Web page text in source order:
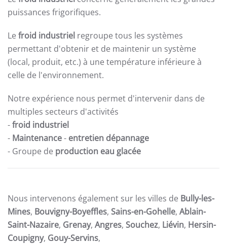
puissances frigorifiques.
Le froid industriel regroupe tous les systèmes
permettant d'obtenir et de maintenir un système
(local, produit, etc.) à une température inférieure à
celle de l'environnement.
Notre expérience nous permet d'intervenir dans de
multiples secteurs d'activités
-froid industriel
- Maintenance- entretien dépannage
- Groupe de production eau glacée
Nous intervenons également sur les villes de Bully-les-
Mines, Bouvigny-Boyeffles, Sains-en-Gohelle, Ablain-
Saint-Nazaire, Grenay, Angres, Souchez, Liévin, Hersin-
Coupigny, Gouy-Servins,